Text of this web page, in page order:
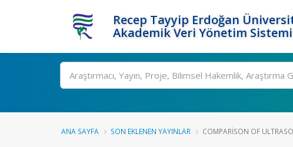
Recep Tayyip Erdoğan
Akademik Veri Yönetim Sistemi
Ara
ANA SAYFA SON EKLENEN YAYINLAR COMPARISON OF